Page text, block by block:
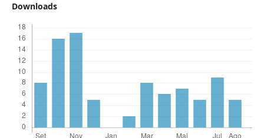
Downloads